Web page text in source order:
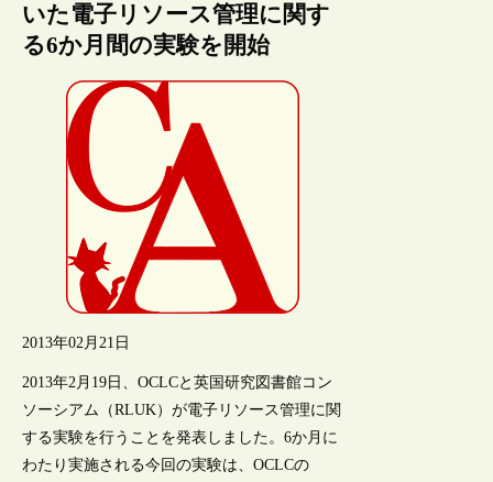
いた電子リソース管理に関す
る6か月間の実験を開始
2013年02月21日
2013年2月19日、OCLCと英国研究図書館コン
ソーシアム（RLUK）が電子リソース管理に関
する実験を行うことを発表しました。6か月に
わたり実施される今回の実験は、OCLCの